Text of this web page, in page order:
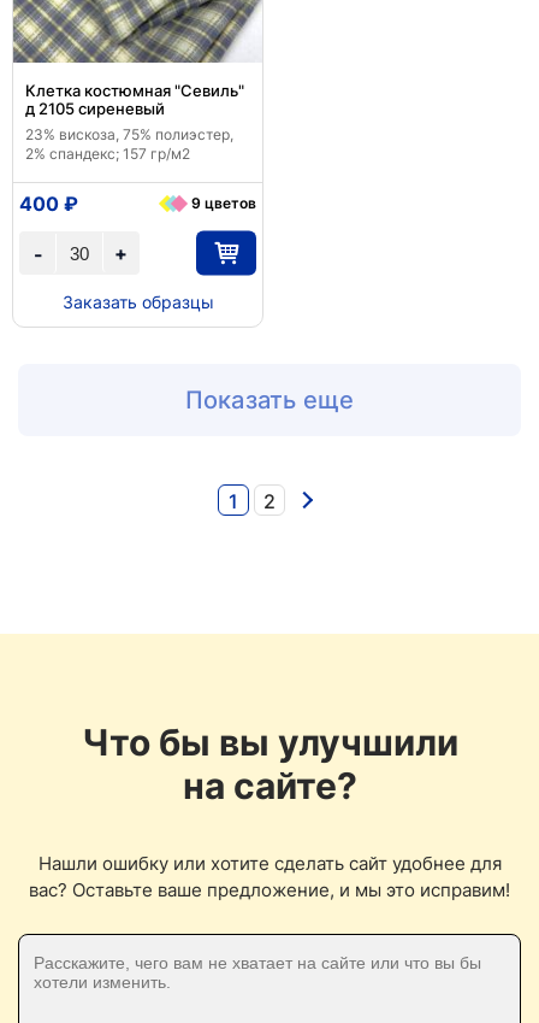
Клетка костюмная "Севиль"
д 2105 сиреневый
23% вискоза, 75% полиэстер,
2% спандекс; 157 гр/м2
+
-
400 ₽ 9 цветов
Заказать образцы
Показать еще
1 2
Что бы вы улучшили
на сайте?
Нашли ошибку или хотите сделать сайт удобнее для
вас? Оставьте ваше предложение, и мы это исправим!